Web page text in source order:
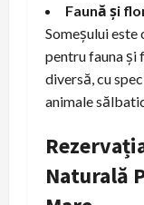
Faună și
Someșului este
pentru fauna și
diversă, cu
animale
Naturală